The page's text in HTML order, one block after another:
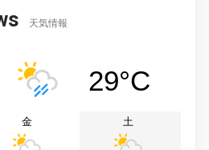
天気情報
29°C
金 土